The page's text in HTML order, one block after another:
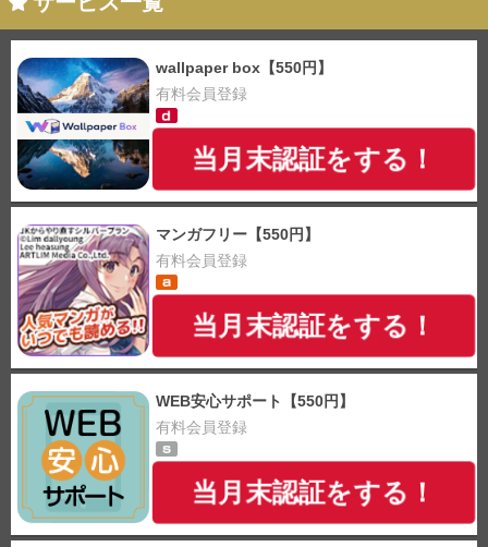
wallpaper box【550円】
有料会員登録
当月末認証をする！
マンガフリー【550円】
有料会員登録
当月末認証をする！
WEB安心サポート【550円】
有料会員登録
当月末認証をする！